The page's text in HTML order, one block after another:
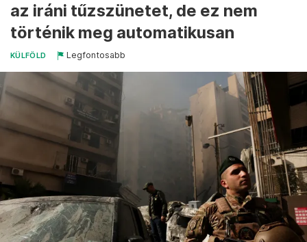
az iráni tűzszünetet, de ez nem
történik meg automatikusan
KÜLFÖLD Legfontosabb